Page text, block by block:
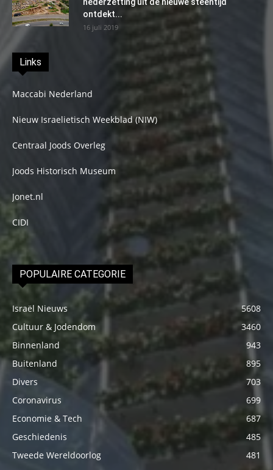
ontdekt...
16 juli 2019
Links
Maccabi Nederland
Nieuw Israelietisch Weekblad (NIW)
Centraal Joods Overleg
Joods Historisch Museum
Jonet.nl
CIDI
POPULAIRE CATEGORIE
Israël Nieuws
5608
Cultuur & Jodendom
3460
Binnenland
943
Buitenland
895
Divers
703
Coronavirus
699
Economie & Tech
687
Geschiedenis
485
Tweede Wereldoorlog
481